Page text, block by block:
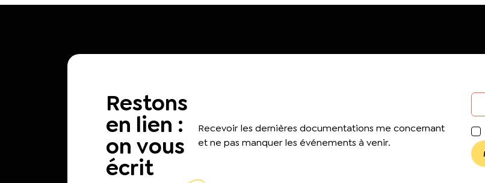
Restons
en lien :
on vous
écrit
Recevoir les dernières documentations me concernant
et ne pas manquer les événements à venir.